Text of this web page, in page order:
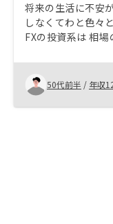
将来の生活に不安
しなくてわと色々
FXの投資系は 相
必要が有ると思
太陽光発電投資に
の下落で投資対価
投資価値なしと判
ンペーンを、見て
丈夫かなと思った
50代前半 / 年収